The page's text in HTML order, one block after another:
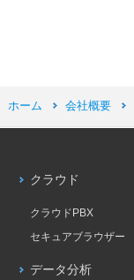
ホーム 会社概要
クラウド
クラウドPBX
セキュアブラウザー
データ分析